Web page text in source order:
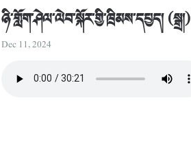
ཉི་གློག་ཤེལ་ལེབ་སྐོར་གྱི་ཁྲིམས་དཔྱད། (སྒྲ།)
Dec 11, 2024